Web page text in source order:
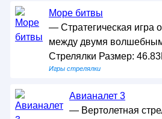
Море битвы
— Стратегическая игра
между двумя
Стрелялки Размер:
Игры стрелялки
Авианалет 3
— Вертолетная